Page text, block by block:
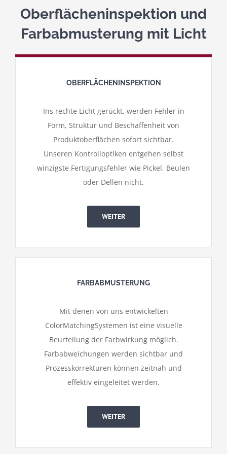
Oberflächeninspektion und
Farbabmusterung mit Licht
OBERFLÄCHENINSPEKTION
Ins rechte Licht gerückt, werden Fehler in
Form, Struktur und Beschaffenheit von
Produktoberflächen sofort sichtbar.
Unseren Kontrolloptiken entgehen selbst
winzigste Fertigungsfehler wie Pickel, Beulen
oder Dellen nicht.
WEITER
FARBABMUSTERUNG
Mit denen von uns entwickelten
ColorMatchingSystemen ist eine visuelle
Beurteilung der Farbwirkung möglich.
Farbabweichungen werden sichtbar und
Prozesskorrekturen können zeitnah und
effektiv eingeleitet werden.
WEITER